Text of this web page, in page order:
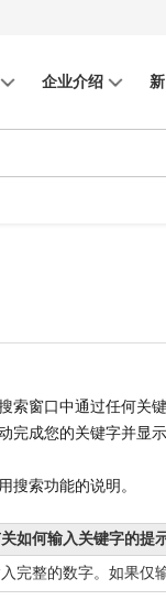
企业介绍
索窗口中通过任何关
完成您的关键字并显
搜索功能的说明。
如何输入关键字的提
完整的数字。如果仅